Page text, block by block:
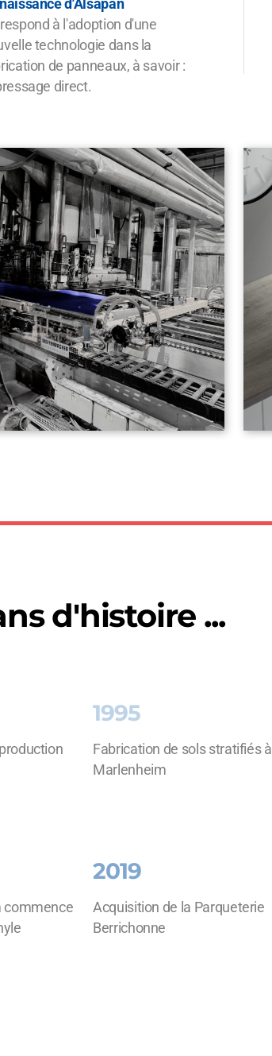
d'Alsapan
à l'adoption d'une
technologie dans la
de panneaux, à savoir :
direct.
d'histoire ...
1995
Fabrication de sols stratifiés à
Marlenheim
commence
2019
Acquisition de la Parqueterie
Berrichonne